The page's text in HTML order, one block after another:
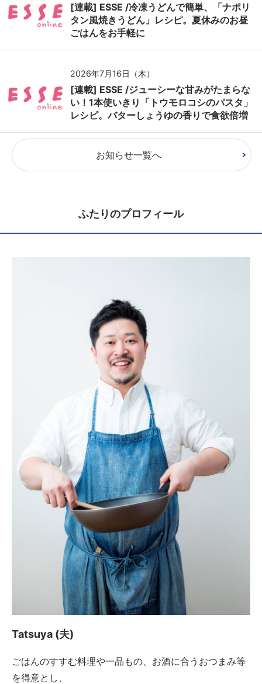
[連載] ESSE /冷凍うどんで簡単、「ナポリ
タン風焼きうどん」レシピ。夏休みのお昼
ごはんをお手軽に
2026年7月16日（木）
[連載] ESSE /ジューシーな甘みがたまらな
い！1本使いきり「トウモロコシのパスタ」
レシピ。バターしょうゆの香りで食欲倍増
お知らせ一覧へ
ふたりのプロフィール
Tatsuya (夫)
ごはんのすすむ料理や一品もの、お酒に合うおつまみ等
を得意とし、